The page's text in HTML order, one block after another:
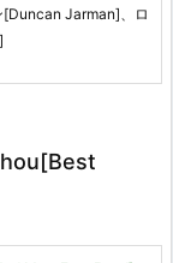
Jarman]、ロ